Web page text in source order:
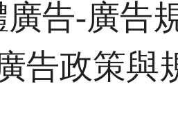
廣告-廣告
告政策與